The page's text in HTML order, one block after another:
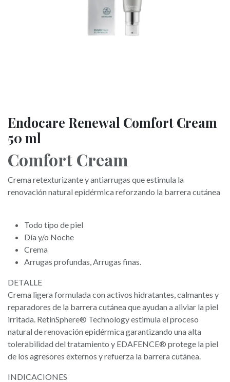
Endocare Renewal Comfort Cream
50 ml
Comfort Cream
Crema retexturizante y antiarrugas que estimula la
renovación natural epidérmica reforzando la barrera cutánea
Todo tipo de piel
Día y/o Noche
Crema
Arrugas profundas, Arrugas finas.
DETALLE
Crema ligera formulada con activos hidratantes, calmantes y
reparadores de la barrera cutánea que ayudan a aliviar la piel
irritada. RetinSphere® Technology estimula el proceso
natural de renovación epidérmica garantizando una alta
tolerabilidad del tratamiento y EDAFENCE® protege la piel
de los agresores externos y refuerza la barrera cutánea.
INDICACIONES